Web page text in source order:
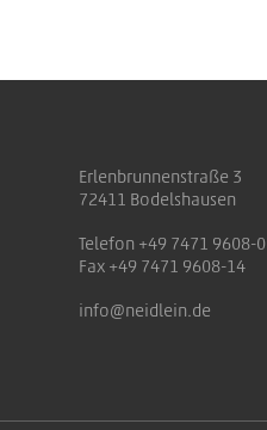
Erlenbrunnenstraße 3
72411 Bodelshausen
Telefon +49 7471 9608-0
Fax +49 7471 9608-14
info@neidlein.de